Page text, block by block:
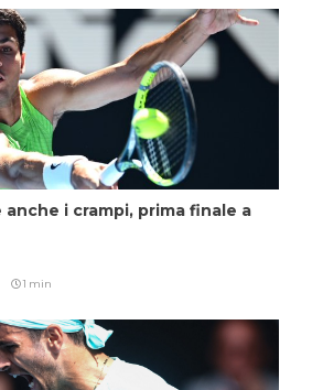
i crampi, prima finale a
1 min